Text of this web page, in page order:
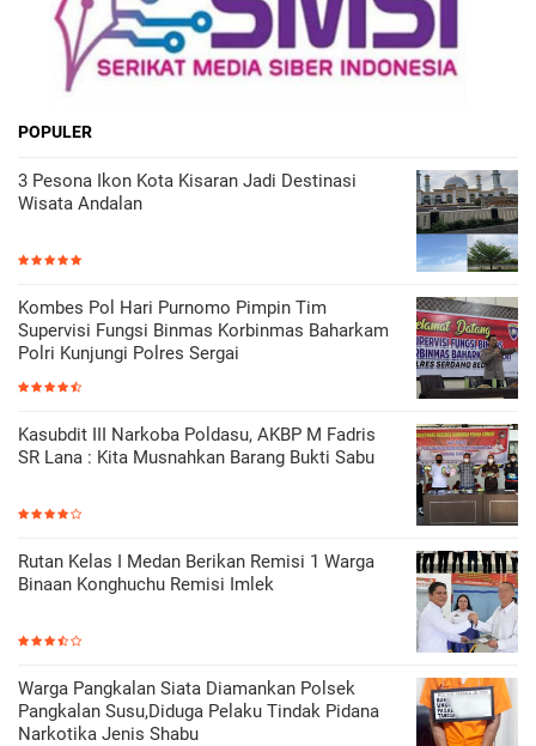
POPULER
3 Pesona Ikon Kota Kisaran Jadi Destinasi
Wisata Andalan
Kombes Pol Hari Purnomo Pimpin Tim
Supervisi Fungsi Binmas Korbinmas Baharkam
Polri Kunjungi Polres Sergai
Kasubdit III Narkoba Poldasu, AKBP M Fadris
SR Lana : Kita Musnahkan Barang Bukti Sabu
Rutan Kelas I Medan Berikan Remisi 1 Warga
Binaan Konghuchu Remisi Imlek
Warga Pangkalan Siata Diamankan Polsek
Pangkalan Susu,Diduga Pelaku Tindak Pidana
Narkotika Jenis Shabu